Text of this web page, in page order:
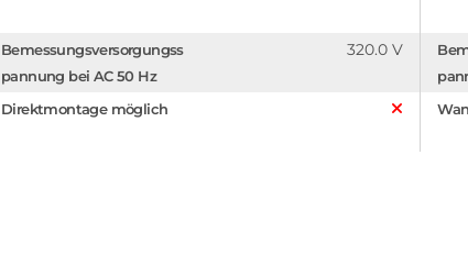
Bemessungsversorgungss
pannung bei AC 50 Hz
320.0 V
Direktmontage möglich